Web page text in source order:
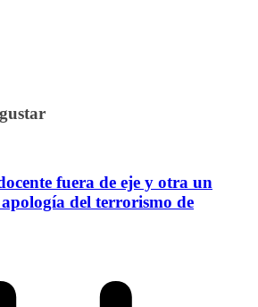
fuera de eje y otra un
del terrorismo de